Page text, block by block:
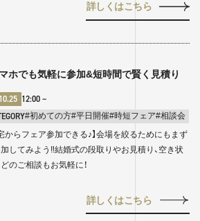
詳しくはこちら
マホでも気軽に参加&短時間で賢く見積り
12:00~
#初めての方#平日開催#時短フェア#相談会
宅からフェア参加できる♪】会場を絞るためにもまず
してみよう‼結婚式の段取りやお見積り、空き状
のご相談もお気軽に！
詳しくはこちら